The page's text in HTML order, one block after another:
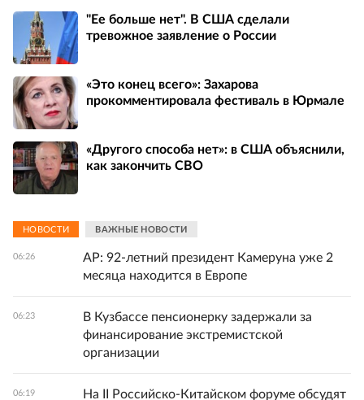
"Ее больше нет". В США сделали
тревожное заявление о России
«Это конец всего»: Захарова
прокомментировала фестиваль в Юрмале
«Другого способа нет»: в США объяснили,
как закончить СВО
НОВОСТИ ВАЖНЫЕ НОВОСТИ
06:26
AP: 92-летний президент Камеруна уже 2
месяца находится в Европе
06:23
В Кузбассе пенсионерку задержали за
финансирование экстремистской
организации
06:19
На II Российско-Китайском форуме обсудят